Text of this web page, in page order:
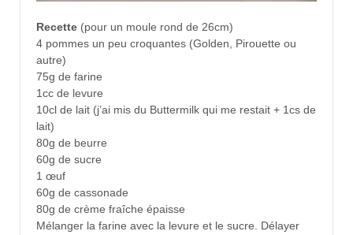
Recette (pour un moule rond de 26cm)
4 pommes un peu croquantes (Golden, Pirouette ou
autre)
75g de farine
1cc de levure
10cl de lait (j’ai mis du Buttermilk qui me restait + 1cs de
lait)
80g de beurre
60g de sucre
1 œuf
60g de cassonade
80g de crème fraîche épaisse
Mélanger la farine avec la levure et le sucre. Délayer